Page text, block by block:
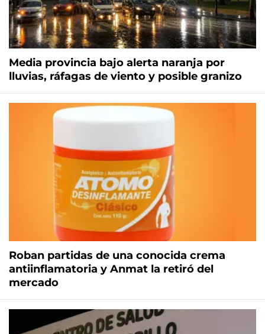
Media provincia bajo alerta naranja por
lluvias, ráfagas de viento y posible granizo
Roban partidas de una conocida crema
antiinflamatoria y Anmat la retiró del
mercado